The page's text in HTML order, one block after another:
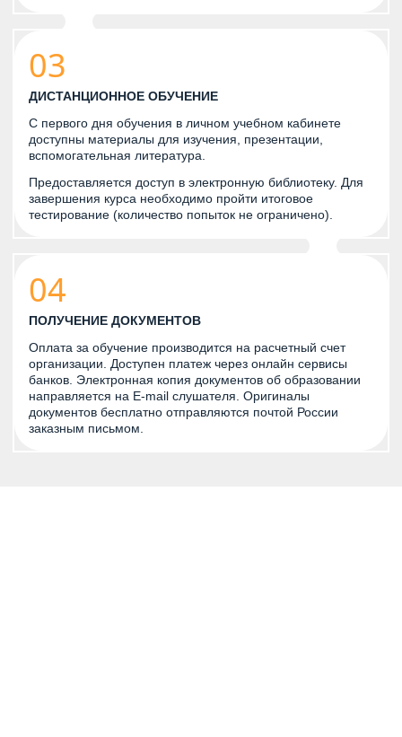
03
ДИСТАНЦИОННОЕ ОБУЧЕНИЕ
С первого дня обучения в личном учебном кабинете
доступны материалы для изучения, презентации,
вспомогательная литература.
Предоставляется доступ в электронную библиотеку. Для
завершения курса необходимо пройти итоговое
тестирование (количество попыток не ограничено).
04
ПОЛУЧЕНИЕ ДОКУМЕНТОВ
Оплата за обучение производится на расчетный счет
организации. Доступен платеж через онлайн сервисы
банков. Электронная копия документов об образовании
направляется на E-mail слушателя. Оригиналы
документов бесплатно отправляются почтой России
заказным письмом.